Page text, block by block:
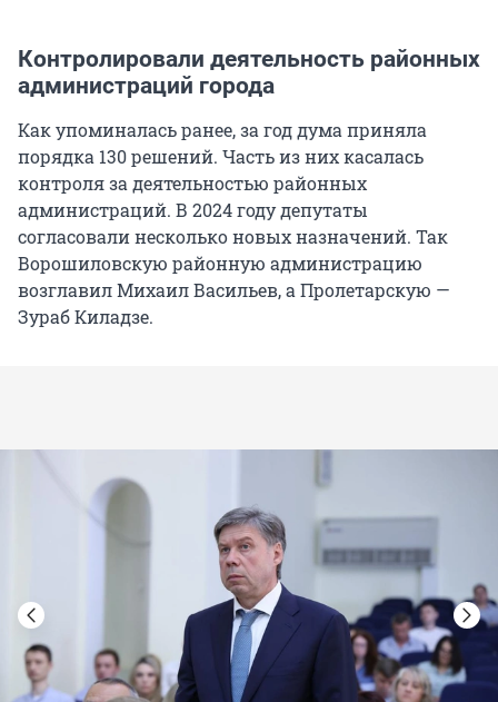
Контролировали деятельность районных
администраций города
Как упоминалась ранее, за год дума приняла
порядка 130 решений. Часть из них касалась
контроля за деятельностью районных
администраций. В 2024 году депутаты
согласовали несколько новых назначений. Так
Ворошиловскую районную администрацию
возглавил Михаил Васильев, а Пролетарскую —
Зураб Киладзе.